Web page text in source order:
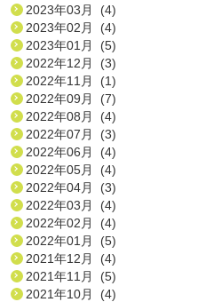
2023年03月 (4)
2023年02月 (4)
2023年01月 (5)
2022年12月 (3)
2022年11月 (1)
2022年09月 (7)
2022年08月 (4)
2022年07月 (3)
2022年06月 (4)
2022年05月 (4)
2022年04月 (3)
2022年03月 (4)
2022年02月 (4)
2022年01月 (5)
2021年12月 (4)
2021年11月 (5)
2021年10月 (4)